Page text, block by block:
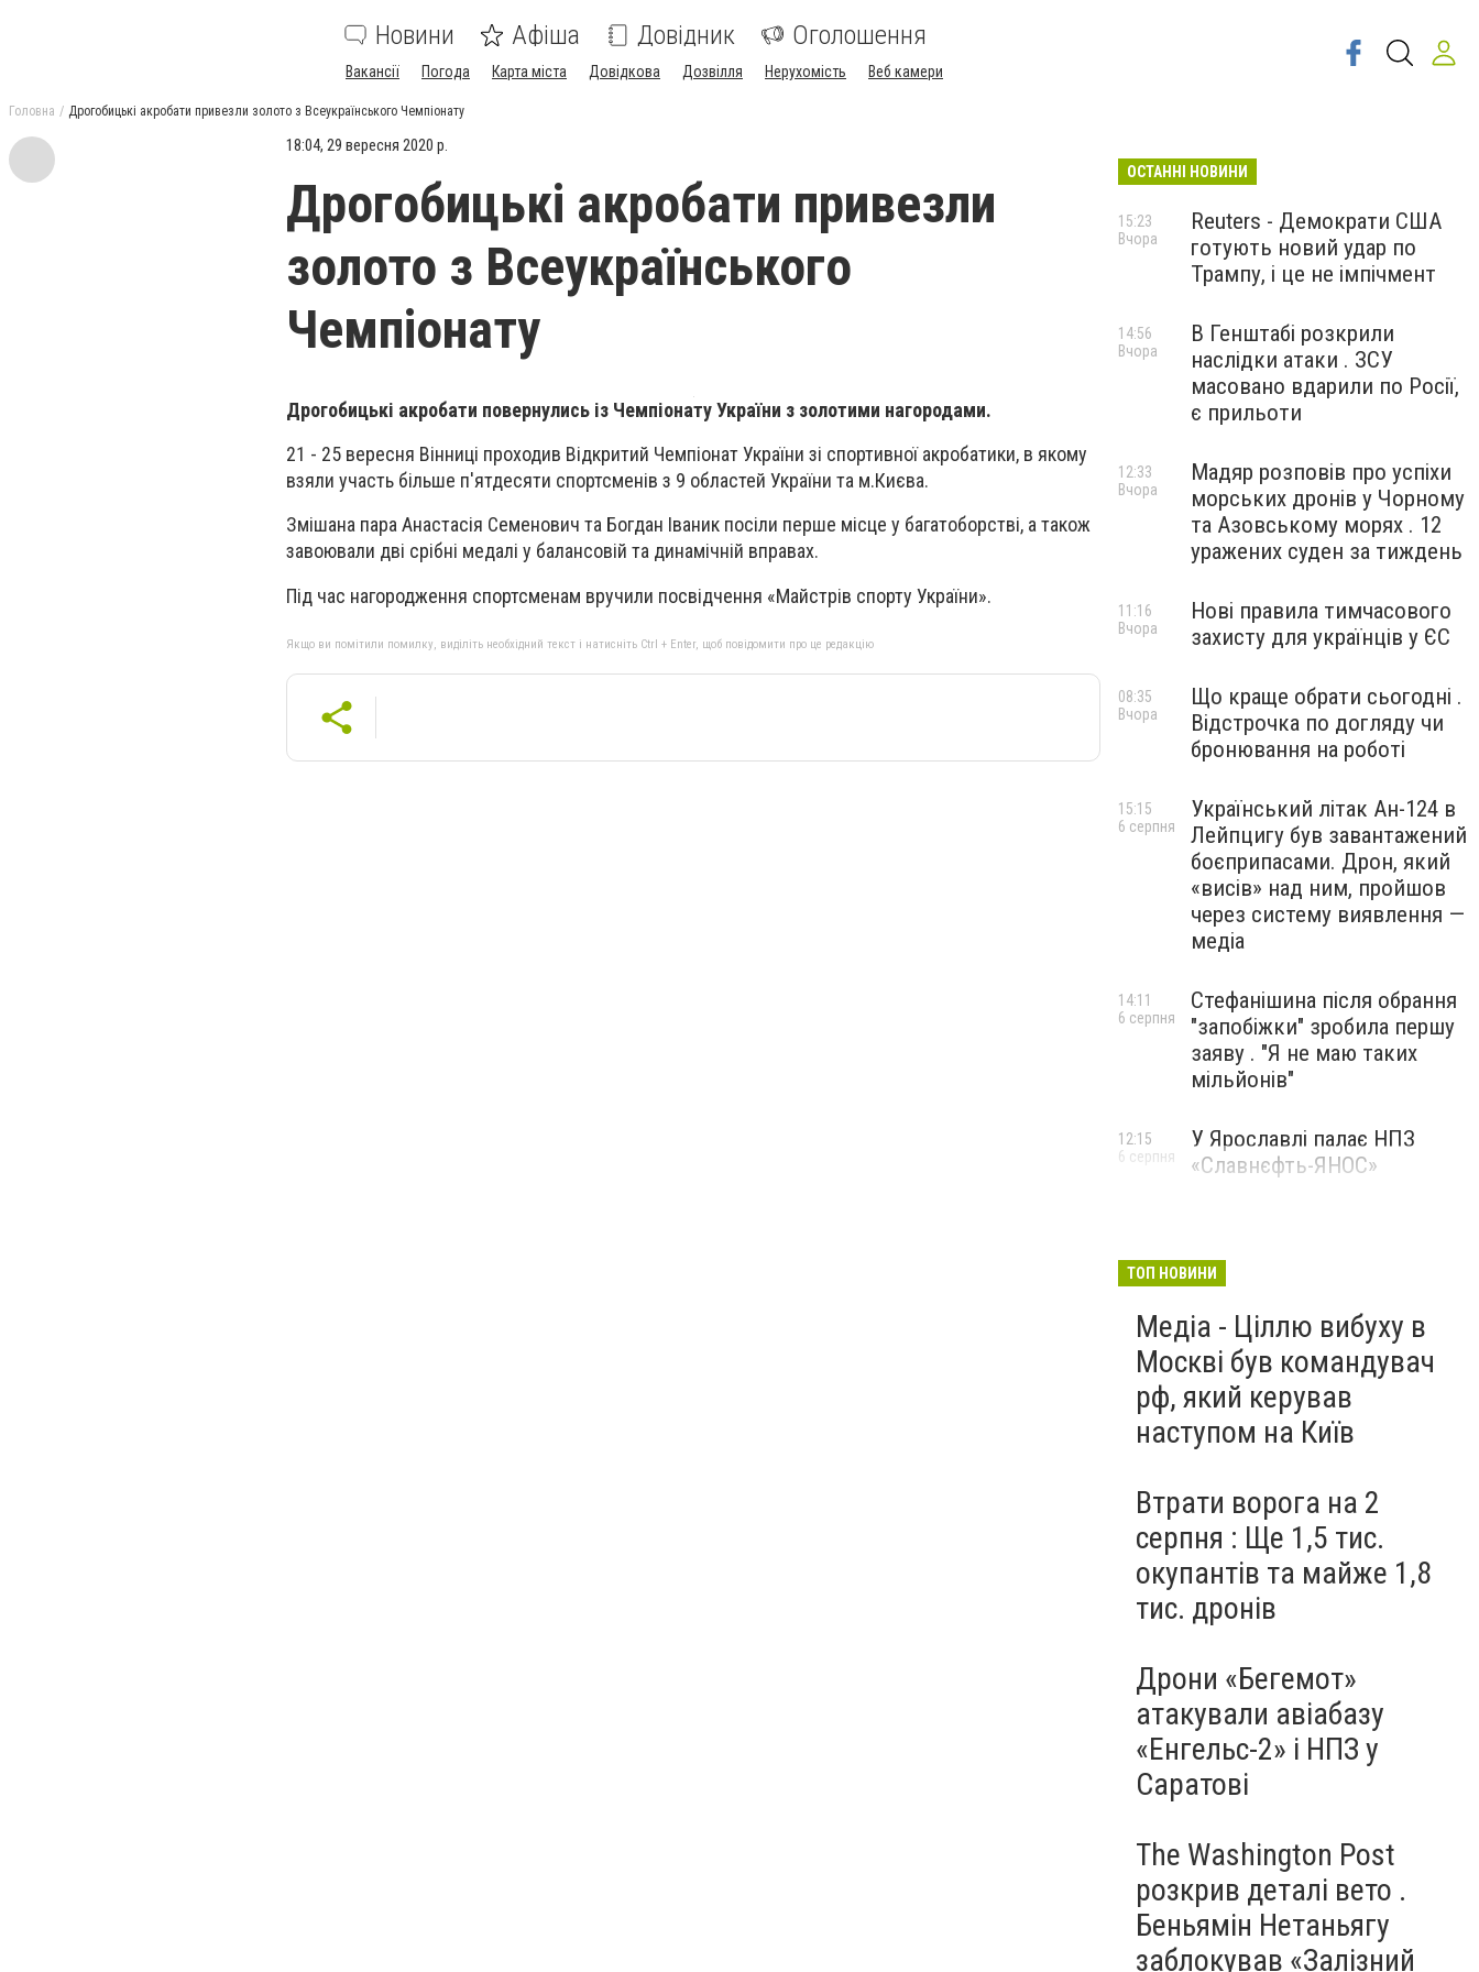
Новини Афіша Довідник Оголошення
Вакансії Погода Карта міста Довідкова Дозвілля Нерухомість Веб камери
Головна Дрогобицькі акробати привезли золото з Всеукраїнського Чемпіонату
18:04, 29 вересня 2020 р.
Дрогобицькі акробати привезли
золото з Всеукраїнського
Чемпіонату
Дрогобицькі акробати повернулись із Чемпіонату України з золотими нагородами.
21 - 25 вересня Вінниці проходив Відкритий Чемпіонат України зі спортивної акробатики, в якому
взяли участь більше п'ятдесяти спортсменів з 9 областей України та м.Києва.
Змішана пара Анастасія Семенович та Богдан Іваник посіли перше місце у багатоборстві, а також
завоювали дві срібні медалі у балансовій та динамічній вправах.
Під час нагородження спортсменам вручили посвідчення «Майстрів спорту України».
Якщо ви помітили помилку, виділіть необхідний текст і натисніть Ctrl + Enter, щоб повідомити про це редакцію
ОСТАННІ НОВИНИ
Reuters - Демократи США
готують новий удар по
Трампу, і це не імпічмент
15:23
Вчора
В Генштабі розкрили
наслідки атаки . ЗСУ
масовано вдарили по Росії,
є прильоти
14:56
Вчора
Мадяр розповів про успіхи
морських дронів у Чорному
та Азовському морях . 12
уражених суден за тиждень
12:33
Вчора
Нові правила тимчасового
захисту для українців у ЄС
11:16
Вчора
Що краще обрати сьогодні .
Відстрочка по догляду чи
бронювання на роботі
08:35
Вчора
Український літак Ан-124 в
Лейпцигу був завантажений
боєприпасами. Дрон, який
«висів» над ним, пройшов
через систему виявлення —
медіа
15:15
6 серпня
Стефанішина після обрання
"запобіжки" зробила першу
заяву . "Я не маю таких
мільйонів"
14:11
6 серпня
У Ярославлі палає НПЗ
«Славнєфть-ЯНОС»
12:15
6 серпня
ТОП НОВИНИ
Медіа - Ціллю вибуху в
Москві був командувач
рф, який керував
наступом на Київ
Втрати ворога на 2
серпня : Ще 1,5 тис.
окупантів та майже 1,8
тис. дронів
Дрони «Бегемот»
атакували авіабазу
«Енгельс-2» і НПЗ у
Саратові
The Washington Post
розкрив деталі вето .
Беньямін Нетаньягу
заблокував «Залізний